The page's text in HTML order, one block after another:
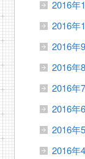
2016年
2016年
2016年
2016年
2016年
2016年
2016年
2016年